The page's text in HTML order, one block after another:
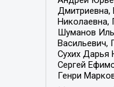
Дмитриевна,
Николаевна,
Шуманов
Васильевич,
Сухих Дарья
Сергей
Генри